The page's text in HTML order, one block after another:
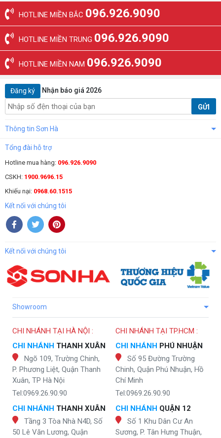
HOTLINE MIỀN BẮC 096.926.9090
HOTLINE MIỀN TRUNG 096.926.9090
HOTLINE MIỀN NAM 096.926.9090
Đăng ký Nhận báo giá 2026
GỬI
Thông tin Sơn Hà
Tổng đài hỗ trợ
Hotline mua hàng: 096.926.9090
CSKH: 1900.9696.15
Khiếu nại: 0968.60.1515
Kết nối với chúng tôi
Kết nối với chúng tôi
Showroom
CHI NHÁNH TẠI HÀ NỘI :
CHI NHÁNH THANH XUÂN
Ngõ 109, Trường Chinh,
P. Phương Liệt, Quận Thanh
Xuân, TP Hà Nội
Tel:0969.26.90.90
CHI NHÁNH THANH XUÂN
Tầng 3 Tòa Nhà N4D, Số
50 Lê Văn Lương, Quận
CHI NHÁNH TẠI TP.HCM :
CHI NHÁNH PHÚ NHUẬN
Số 95 Đường Trường
Chinh, Quận Phú Nhuận, Hồ
Chí Minh
Tel:0969.26.90.90
CHI NHÁNH QUẬN 12
Số 1 Khu Dân Cư An
Sương, P. Tân Hưng Thuận,